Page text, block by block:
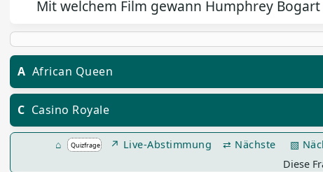
Mit welchem Film gewann Humphrey
A African Queen
C Casino Royale
⌂ ↗ Live-Abstimmung ⇄ Nächste ▧
Diese